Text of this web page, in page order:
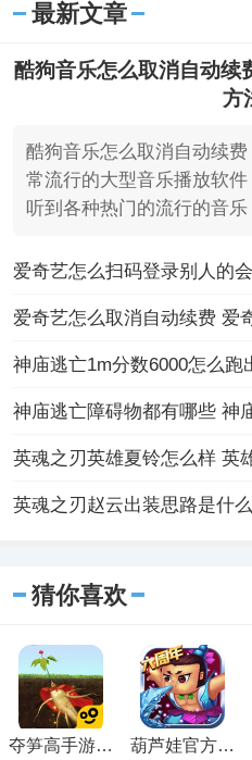
游戏融
最新文章
酷狗音乐怎么取消自动续
方
酷狗音乐怎么取消自动续
常流行的大型音乐播放软
听到各种热门的流行的音
神庙逃亡障碍物都有哪些 神
英魂之刃英雄夏铃怎么样 英
英魂之刃赵云出装思路是什
猜你喜欢
夺笋高手游戏
葫芦娃官方免